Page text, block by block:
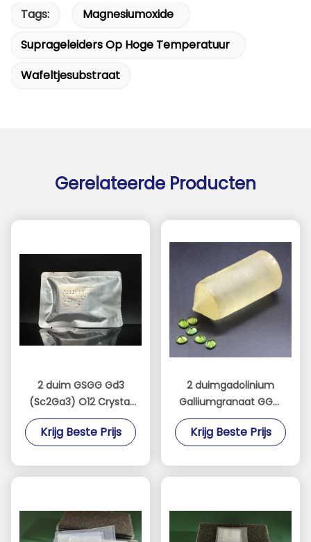
Tags:
Magnesiumoxide
Suprageleiders Op Hoge Temperatuur
Wafeltjesubstraat
Gerelateerde Producten
2 duim GSGG Gd3
(Sc2Ga3) O12 Crystal
Substrate Material
SGGG CaMgZr GGG
Krijg Beste Prijs
2 duimgadolinium
Galliumgranaat GGG,
Kristalsubstraat
Materiële Gd3Ga5O12
Krijg Beste Prijs